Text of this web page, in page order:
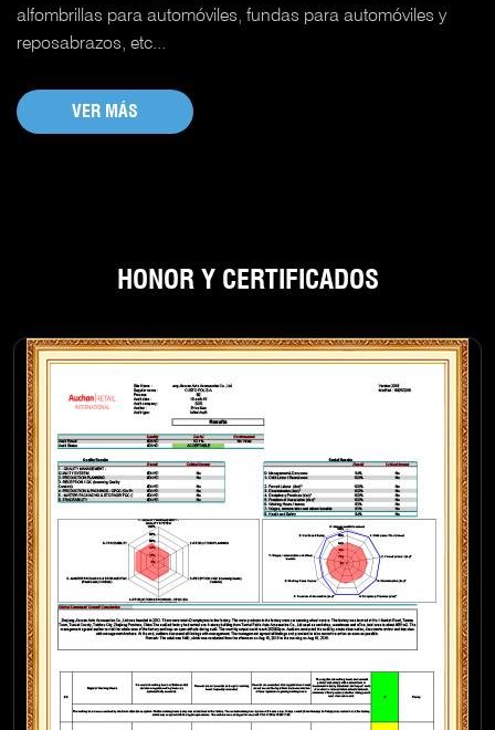
alfombrillas para automóviles, fundas para automóviles y
reposabrazos, etc...
VER MÁS
HONOR Y CERTIFICADOS